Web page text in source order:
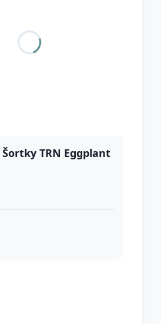
TRN Eggplant